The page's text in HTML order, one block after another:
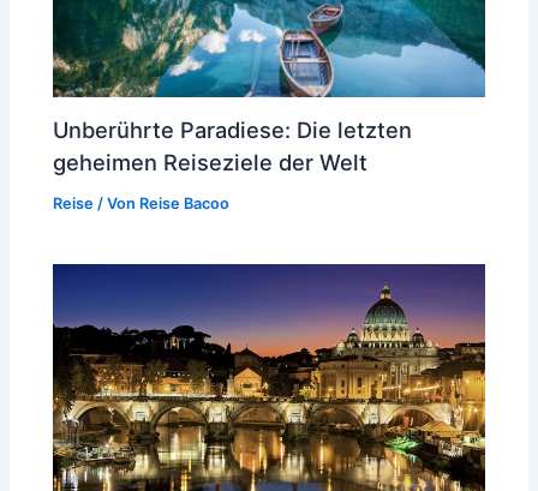
Unberührte Paradiese: Die letzten
geheimen Reiseziele der Welt
Reise / Von Reise Bacoo